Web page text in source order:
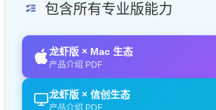
包含所有专业版能力
龙虾版 × Mac 生态
产品介绍 PDF
龙虾版 × 信创生态
产品介绍 PDF